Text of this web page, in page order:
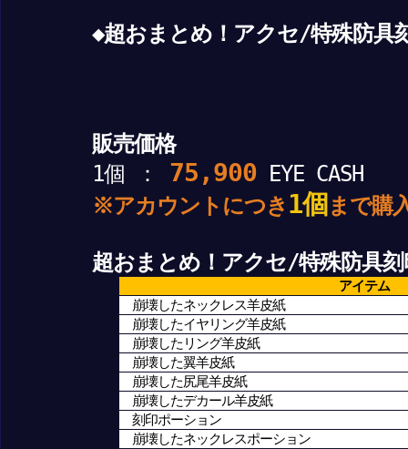
◆超おまとめ！アクセ/特殊防具
販売価格
1個 ： 75,900 EYE CASH
※アカウントにつき 1個 まで購
超おまとめ！アクセ/特殊防具
アイテム
崩壊したネックレス羊皮紙
崩壊したイヤリング羊皮紙
崩壊したリング羊皮紙
崩壊した翼羊皮紙
崩壊した尻尾羊皮紙
崩壊したデカール羊皮紙
刻印ポーション
崩壊したネックレスポーション